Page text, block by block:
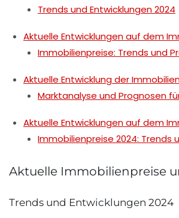
Trends und Entwicklungen 2024
Aktuelle Entwicklungen auf dem
Immobilienpreise: Trends und
Aktuelle Entwicklung der
Marktanalyse und Prognosen
Aktuelle Entwicklungen auf dem
Immobilienpreise 2024: Trends
Aktuelle Immobilienpreise
Trends und Entwicklungen 2024